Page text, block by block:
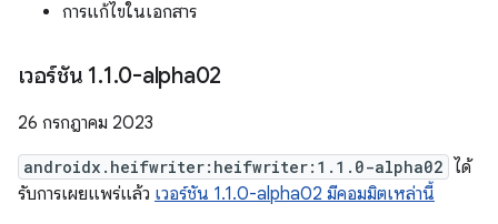
การแก้ไขในเอกสาร
เวอร์ชัน 1.1.0-alpha02
26 กรกฎาคม 2023
androidx.heifwriter:heifwriter:1.1.0-alpha02 ได้
รับการเผยแพร่แล้ว เวอร์ชัน 1.1.0-alpha02 มีคอมมิตเหล่านี้